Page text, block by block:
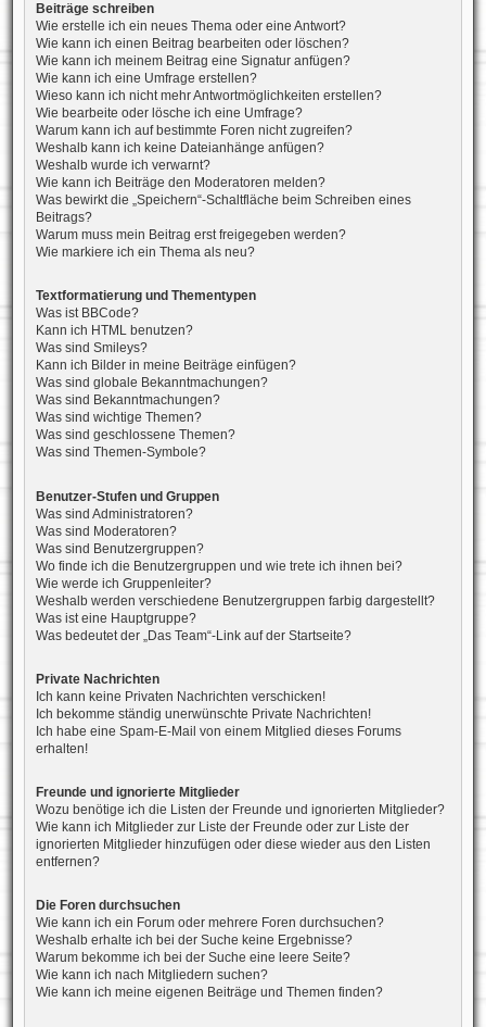
Beiträge schreiben
Wie erstelle ich ein neues Thema oder eine Antwort?
Wie kann ich einen Beitrag bearbeiten oder löschen?
Wie kann ich meinem Beitrag eine Signatur anfügen?
Wie kann ich eine Umfrage erstellen?
Wieso kann ich nicht mehr Antwortmöglichkeiten erstellen?
Wie bearbeite oder lösche ich eine Umfrage?
Warum kann ich auf bestimmte Foren nicht zugreifen?
Weshalb kann ich keine Dateianhänge anfügen?
Weshalb wurde ich verwarnt?
Wie kann ich Beiträge den Moderatoren melden?
Was bewirkt die „Speichern“-Schaltfläche beim Schreiben eines
Beitrags?
Warum muss mein Beitrag erst freigegeben werden?
Wie markiere ich ein Thema als neu?
Textformatierung und Thementypen
Was ist BBCode?
Kann ich HTML benutzen?
Was sind Smileys?
Kann ich Bilder in meine Beiträge einfügen?
Was sind globale Bekanntmachungen?
Was sind Bekanntmachungen?
Was sind wichtige Themen?
Was sind geschlossene Themen?
Was sind Themen-Symbole?
Benutzer-Stufen und Gruppen
Was sind Administratoren?
Was sind Moderatoren?
Was sind Benutzergruppen?
Wo finde ich die Benutzergruppen und wie trete ich ihnen bei?
Wie werde ich Gruppenleiter?
Weshalb werden verschiedene Benutzergruppen farbig dargestellt?
Was ist eine Hauptgruppe?
Was bedeutet der „Das Team“-Link auf der Startseite?
Private Nachrichten
Ich kann keine Privaten Nachrichten verschicken!
Ich bekomme ständig unerwünschte Private Nachrichten!
Ich habe eine Spam-E-Mail von einem Mitglied dieses Forums
erhalten!
Freunde und ignorierte Mitglieder
Wozu benötige ich die Listen der Freunde und ignorierten Mitglieder?
Wie kann ich Mitglieder zur Liste der Freunde oder zur Liste der
ignorierten Mitglieder hinzufügen oder diese wieder aus den Listen
entfernen?
Die Foren durchsuchen
Wie kann ich ein Forum oder mehrere Foren durchsuchen?
Weshalb erhalte ich bei der Suche keine Ergebnisse?
Warum bekomme ich bei der Suche eine leere Seite?
Wie kann ich nach Mitgliedern suchen?
Wie kann ich meine eigenen Beiträge und Themen finden?